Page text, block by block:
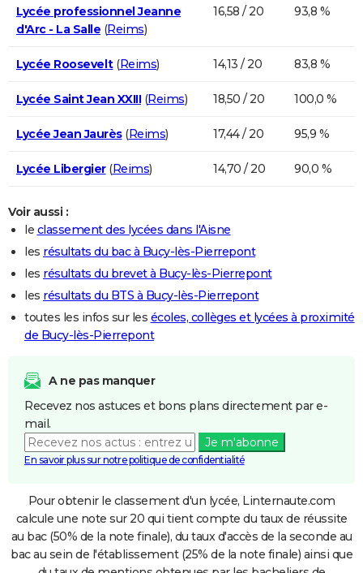
Lycée professionnel Jeanne
d'Arc - La Salle (Reims)
16,58 / 20 93,8 %
Lycée Roosevelt(Reims) 14,13 / 20 83,8 %
Lycée Saint Jean XXIII(Reims) 18,50 / 20 100,0 %
Lycée Jean Jaurès(Reims) 17,44 / 20 95,9 %
Lycée Libergier(Reims) 14,70 / 20 90,0 %
Voir aussi :
le classement des lycées dans l'Aisne
les résultats du bac à Bucy-lès-Pierrepont
les résultats du brevet à Bucy-lès-Pierrepont
les résultats du BTS à Bucy-lès-Pierrepont
toutes les infos sur les écoles, collèges et lycées à proximité
de Bucy-lès-Pierrepont
A ne pas manquer
Recevez nos astuces et bons plans directement par e-
mail.
Je m'abonne
En savoir plus sur notre politique de confidentialité
Pour obtenir le classement d'un lycée, Linternaute.com
calcule une note sur 20 qui tient compte du taux de réussite
au bac (50% de la note finale), du taux d'accès de la seconde au
bac au sein de l'établissement (25% de la note finale) ainsi que